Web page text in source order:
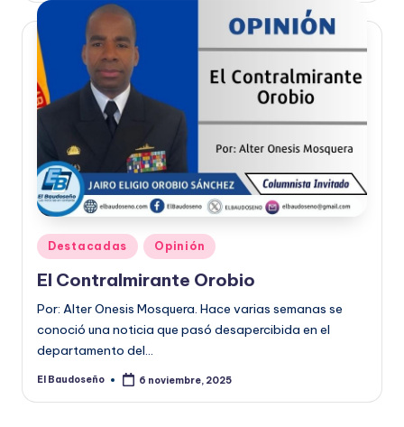
Publicado
en
Destacadas Opinión
El Contralmirante Orobio
Por: Alter Onesis Mosquera. Hace varias semanas se
conoció una noticia que pasó desapercibida en el
departamento del…
Publicado
El Baudoseño 6 noviembre, 2025